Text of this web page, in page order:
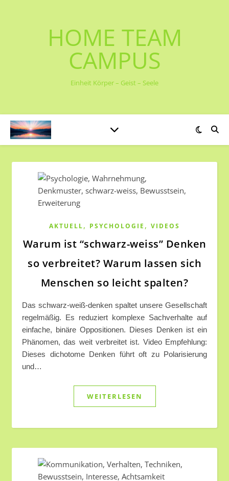
HOME TEAM
CAMPUS
Einheit Körper – Geist – Seele
AKTUELL, PSYCHOLOGIE , VIDEOS
Warum ist “schwarz-weiss” Denken
so verbreitet? Warum lassen sich
Menschen so leicht spalten?
Das schwarz-weiß-denken spaltet unsere Gesellschaft
regelmäßig. Es reduziert komplexe Sachverhalte auf
einfache, binäre Oppositionen. Dieses Denken ist ein
Phänomen, das weit verbreitet ist. Video Empfehlung:
Dieses dichotome Denken führt oft zu Polarisierung
und…
WEITERLESEN